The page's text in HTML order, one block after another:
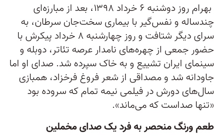
بهرام روز دوشنبه ۶ خرداد ۱۳۹۸، بعد از مبارزه‌ای
چندساله و نفس‌گیر با بیماری سخت‌جان سرطان، به
سرای دیگر شتافت و روز چهارشنبه ۸ خرداد پیکرش با
حضور جمعی از چهره‌های نامدار عرصه تئاتر، دوبله و
سینمای ایران تشییع و به خاک سپرده شد. صدای او اما
جاودانه شد و مصداقی از شعر فروغ فرخزاد، همبازی
سال‌های دورش در فیلمی نیمه تمام که سروده بود
«تنها صداست که می‌ماند».
طعم ورنگ منحصر به فرد یک صدای مخملین